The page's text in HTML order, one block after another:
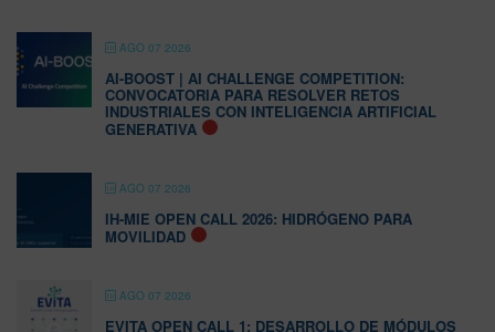
AGO 07 2026
AI-BOOST | AI CHALLENGE COMPETITION:
CONVOCATORIA PARA RESOLVER RETOS
INDUSTRIALES CON INTELIGENCIA ARTIFICIAL
GENERATIVA
AGO 07 2026
IH-MIE OPEN CALL 2026: HIDRÓGENO PARA
MOVILIDAD
AGO 07 2026
EVITA OPEN CALL 1: DESARROLLO DE MÓDULOS